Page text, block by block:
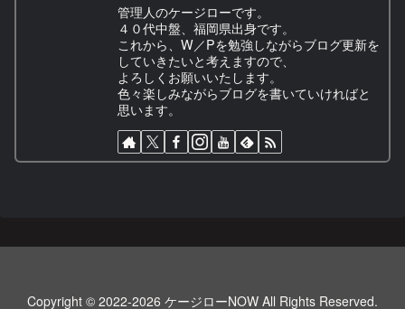
管理人のケージローです。
４０代中盤、福岡県出身です。
これから、W／Pを勉強しながらブログ更新を
していきたいと考えますので、
よろしくお願いいたします。
色々楽しみながらブログを書いていければと
思います。
Copyright © 2022-2026 ケージローNOW All Rights Reserved.